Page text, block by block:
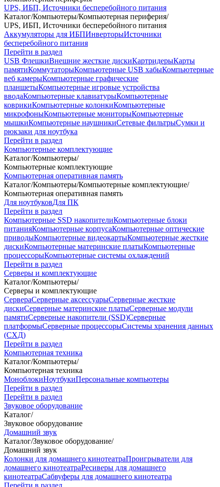
UPS, ИБП, Источники бесперебойного питания
Каталог/Компьютеры/Компьютерная периферия/
UPS, ИБП, Источники бесперебойного питания
Аккумуляторы для ИБПИнверторыИсточники
бесперебойного питания
Перейти в раздел
USB ФлешкиВнешние жесткие дискиКартридерыКарты
памятиКоммутаторыКомпьютерные USB хабыКомпьютерные
веб камерыКомпьютерные графические
планшетыКомпьютерные игровые устройства
вводаКомпьютерные клавиатурыКомпьютерные
коврикиКомпьютерные колонкиКомпьютерные
микрофоныКомпьютерные мониторыКомпьютерные
мышкиКомпьютерные наушникиСетевые фильтрыСумки и
рюкзаки для ноутбука
Перейти в раздел
Компьютерные комплектующие
Каталог/Компьютеры/
Компьютерные комплектующие
Компьютерная оперативная память
Каталог/Компьютеры/Компьютерные комплектующие/
Компьютерная оперативная память
Для ноутбуковДля ПК
Перейти в раздел
Компьютерные SSD накопителиКомпьютерные блоки
питанияКомпьютерные корпусаКомпьютерные оптические
приводыКомпьютерные видеокартыКомпьютерные жесткие
дискиКомпьютерные материнские платыКомпьютерные
процессорыКомпьютерные системы охлаждений
Перейти в раздел
Серверы и комплектующие
Каталог/Компьютеры/
Серверы и комплектующие
СервераСерверные аксессуарыСерверные жесткие
дискиСерверные материнские платыСерверные модули
памятиСерверные накопители (SSD)Серверные
платформыСерверные процессорыСистемы хранения данных
(СХД)
Перейти в раздел
Компьютерная техника
Каталог/Компьютеры/
Компьютерная техника
МоноблокиНоутбукиПерсональные компьютеры
Перейти в раздел
Перейти в раздел
Звуковое оборудование
Каталог/
Звуковое оборудование
Домашний звук
Каталог/Звуковое оборудование/
Домашний звук
Колонки для домашнего кинотеатраПроигрыватели для
домашнего кинотеатраРесиверы для домашнего
кинотеатраСабвуферы для домашнего кинотеатра
Перейти в раздел